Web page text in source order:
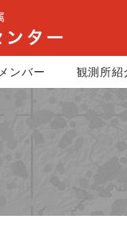
メンバー 観測所紹